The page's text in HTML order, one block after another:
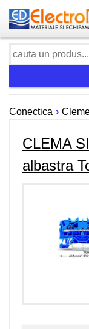
Conectica ›
CLEMA
albastra